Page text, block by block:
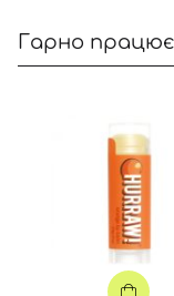
Гарно
Вхід
Номер